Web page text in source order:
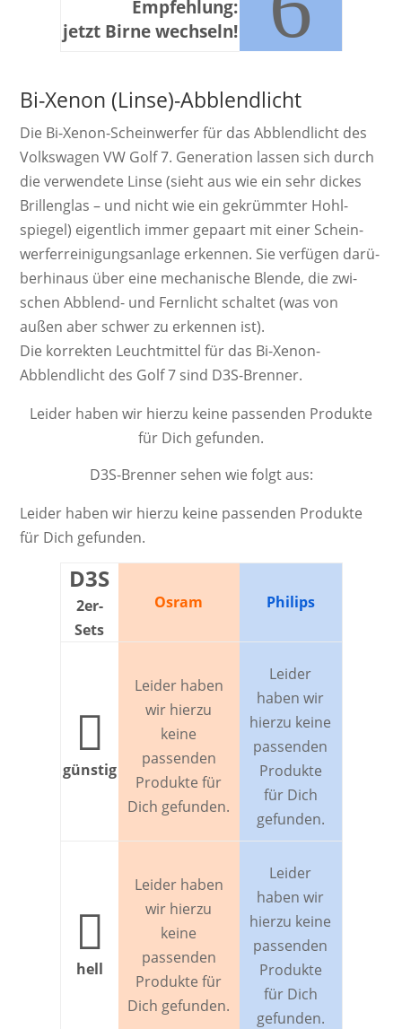
Empfehlung:
jetzt Birne wechseln!
Bi-Xenon (Linse)-Abblendlicht
Die Bi-Xenon-Schein­werf­er für das Abblendlicht des
Volkswagen VW Golf 7. Ge­ne­ra­ti­on las­sen sich durch
die ver­wen­dete Linse (sieht aus wie ein sehr dickes
Brillen­glas – und nicht wie ein ge­krümm­ter Hohl­
spiegel) ei­gent­lich immer ge­paart mit einer Schein­
werf­er­rei­ni­gungs­an­lage er­ken­nen. Sie ver­fügen da­rü­
ber­hinaus über eine mecha­nische Blende, die zwi­
schen Ab­blend­- und Fern­licht schal­tet (was von
außen aber schwer zu er­ken­nen ist).
Die kor­rek­ten Leucht­mittel für das Bi-Xenon-
Abblendlicht des Golf 7 sind D3S-Brenner.
Leider haben wir hierzu keine passenden Produkte
für Dich gefunden.
D3S-Brenner sehen wie folgt aus:
Leider haben wir hierzu keine passenden Produkte
für Dich gefunden.
D3S
2er-
Sets
Osram Philips

günstig
Leider haben
wir hierzu
keine
passenden
Produkte für
Dich gefunden.
Leider
haben wir
hierzu keine
passenden
Produkte
für Dich
gefunden.

hell
Leider haben
wir hierzu
keine
passenden
Produkte für
Dich gefunden.
Leider
haben wir
hierzu keine
passenden
Produkte
für Dich
gefunden.